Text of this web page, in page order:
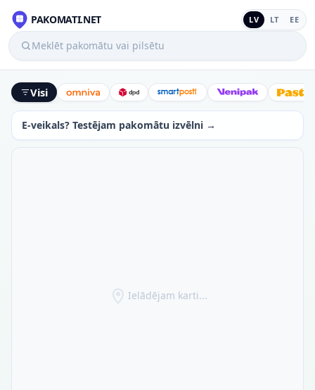
PAKOMATI.NET LV LT EE
Meklēt pakomātu vai pilsētu
Visi Omniva DPD SmartPostiVenipak
E-veikals? Testējam pakomātu izvēlni →
Ielādējam karti...